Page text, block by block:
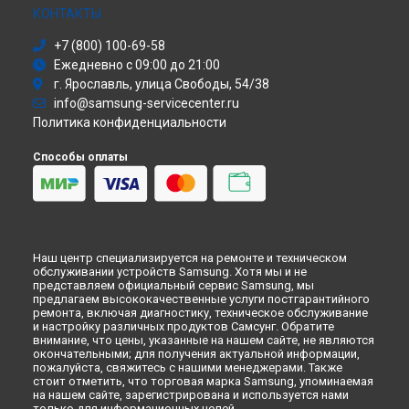
Моноблок
Атс
Смарт-часы
Варочная панель
Посудомоечная машина
Морозильная камера
Кондиционер
Духовой шкаф
Вытяжка
КОНТАКТЫ
+7 (800) 100-69-58
Ежедневно с 09:00 до 21:00
г. Ярославль, улица Свободы, 54/38
info@samsung-servicecenter.ru
Политика конфиденциальности
Способы оплаты
Наш центр специализируется на ремонте и техническом
обслуживании устройств Samsung. Хотя мы и не
представляем официальный сервис Samsung, мы
предлагаем высококачественные услуги постгарантийного
ремонта, включая диагностику, техническое обслуживание
и настройку различных продуктов Самсунг. Обратите
внимание, что цены, указанные на нашем сайте, не являются
окончательными; для получения актуальной информации,
пожалуйста, свяжитесь с нашими менеджерами. Также
стоит отметить, что торговая марка Samsung, упоминаемая
на нашем сайте, зарегистрирована и используется нами